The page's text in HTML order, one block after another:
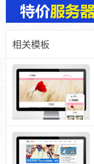
相关模板